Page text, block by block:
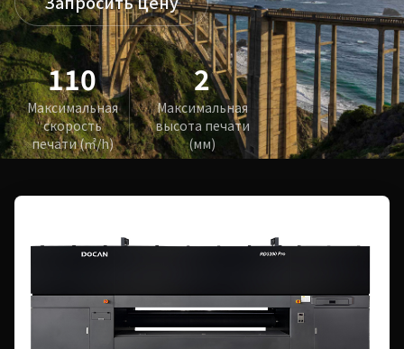
110
Максимальная
скорость
печати (㎡/h)
2
Максимальная
высота печати
(мм)